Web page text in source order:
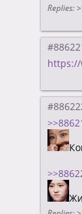
Replies:
https://